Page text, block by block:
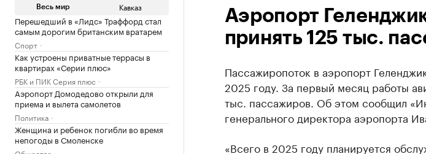
Весь мир Кавказ
Перешедший в «Лидс» Траффорд стал
самым дорогим британским вратарем
Спорт
Как устроены приватные террасы в
квартирах «Серии плюс»
РБК и ПИК Серия плюс
Аэропорт Домодедово открыли для
приема и вылета самолетов
Политика
Женщина и ребенок погибли во время
непогоды в Смоленске
Аэропорт
принять 125 тыс.
Пассажиропоток в аэропорт
2025 году. За первый месяц работы
тыс. пассажиров. Об этом сообщил
генерального директора аэропорта
«Всего в 2025 году планируется